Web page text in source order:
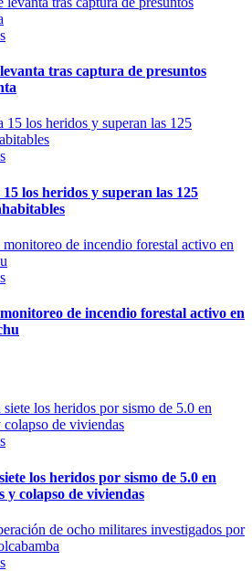
tras captura de presuntos
los heridos y superan las 125
de incendio forestal activo en
los heridos por sismo de 5.0 en
y colapso de viviendas